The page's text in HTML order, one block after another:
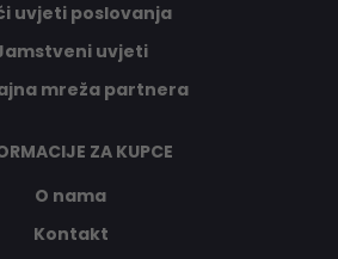
uvjeti poslovanja
uvjeti
mreža partnera
ZA KUPCE
O nama
Kontakt